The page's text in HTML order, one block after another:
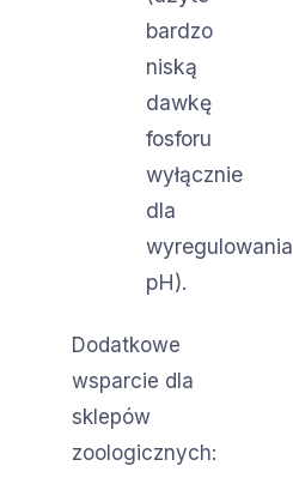
bardzo
niską
dawkę
fosforu
wyłącznie
dla
wyregulowania
pH).
Dodatkowe
wsparcie dla
sklepów
zoologicznych: